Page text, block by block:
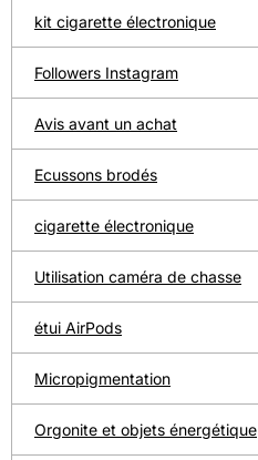
kit cigarette électronique
Followers Instagram
Avis avant un achat
Ecussons brodés
cigarette électronique
Utilisation caméra de chasse
étui AirPods
Micropigmentation
Orgonite et objets énergétique